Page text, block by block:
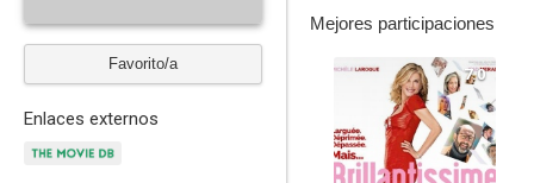
Favorito/a
Enlaces externos
Mejores participaciones
7.0